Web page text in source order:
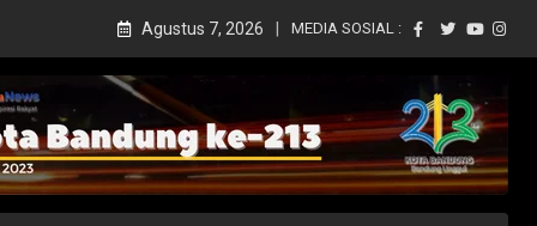
Agustus 7, 2026 MEDIA SOSIAL :